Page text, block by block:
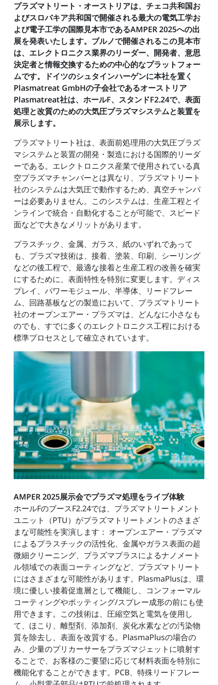
プラズマトリート・オーストリアは、チェコ共和国お
よびスロバキア共和国で開催される最大の電気工学お
よび電子工学の国際見本市であるAMPER 2025への出
展を発表いたします。ブルノで開催されるこの見本市
は、エレクトロニクス業界のリーダー、開発者、意思
決定者と情報交換するための中心的なプラットフォー
ムです。ドイツのシュタインハーゲンに本社を置く
Plasmatreat GmbHの子会社であるオーストリア
Plasmatreat社は、ホールF、スタンドF2.24で、表面
処理と改質のための大気圧プラズマシステムと装置を
展示します。
プラズマトリート社は、表面前処理用の大気圧プラズ
マシステムと装置の開発・製造における国際的リーダ
ーである。エレクトロニクス産業で使用されている真
空プラズマチャンバーとは異なり、プラズマトリート
社のシステムは大気圧で動作するため、真空チャンバ
ーは必要ありません。このシステムは、生産工程とイ
ンラインで統合・自動化することが可能で、スピード
面などで大きなメリットがあります。
プラスチック、金属、ガラス、紙のいずれであって
も、プラズマ技術は、接着、塗装、印刷、シーリング
などの後工程で、最適な接着と生産工程の改善を確実
にするために、表面特性を特別に変更します。ディス
プレイ、パワーモジュール、半導体、リードフレー
ム、回路基板などの製造において、プラズマトリート
社のオープンエアー・プラズマは、どんなに小さなも
のでも、すでに多くのエレクトロニクス工程における
標準プロセスとして確立されています。
AMPER 2025展示会でプラズマ処理をライブ体験
ホールFのブースF2.24では、プラズマトリートメント
ユニット（PTU）がプラズマトリートメントのさまざ
まな可能性を実演します： オープンエアー・プラズマ
によるプラスチックの活性化、金属やガラス表面の超
微細クリーニング、プラズマプラスによるナノメート
ル領域での表面コーティングなど、プラズマトリート
にはさまざまな可能性があります。PlasmaPlusは、環
境に優しい接着促進層として機能し、コンフォーマル
コーティングやポッティング/スプレー成形の前にも使
用できます。この技術は、圧縮空気と電気を使用し
て、ほこり、離型剤、添加剤、炭化水素などの汚染物
質を除去し、表面を改質する。PlasmaPlusの場合の
み、少量のプリカーサーをプラズマジェットに噴射す
ることで、お客様のご要望に応じて材料表面を特別に
機能化することができます。PCB、特殊リードフレー